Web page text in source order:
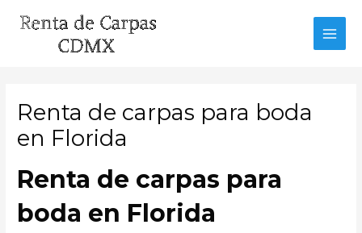
Renta de carpas para boda
en Florida
Renta de carpas para
boda en Florida